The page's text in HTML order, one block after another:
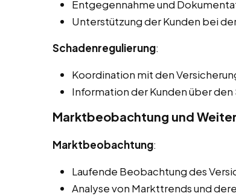
Entgegennahme und
Unterstützung der Kunden bei
Schadenregulierung:
Koordination mit den
Information der Kunden über
Marktbeobachtung und
Marktbeobachtung:
Laufende Beobachtung des
Analyse von Markttrends und